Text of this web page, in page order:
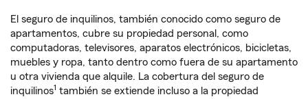
El seguro de inquilinos, también conocido como seguro de
apartamentos, cubre su propiedad personal, como
computadoras, televisores, aparatos electrónicos, bicicletas,
muebles y ropa, tanto dentro como fuera de su apartamento
u otra vivienda que alquile. La cobertura del seguro de
inquilinos1 también se extiende incluso a la propiedad